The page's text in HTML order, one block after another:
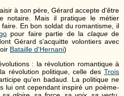
à son père, Gérard accepte d'être
notaire. Mais il pratique le métier
En bon soldat du romantisme, il
pour faire partie de la claquede
Gérard s'acquitte volontiers avec
Bataille d'Hernani)
: la révolution romantique à
révolution politique, celle des Trois
qu'en badaud. La politique ne
lui ont cependant inspiré un poème-